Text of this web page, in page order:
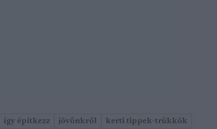
így építkezz jövőnkről kerti tippek-trükkök